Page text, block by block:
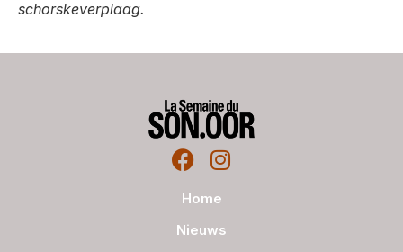
schorskeverplaag.
Home
Nieuws